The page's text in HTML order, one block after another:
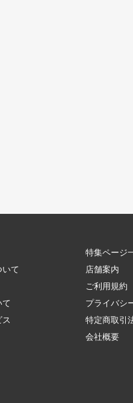
て
特集ページ
店舗案内
ご利用規約
プライバシ
特定商取引
会社概要